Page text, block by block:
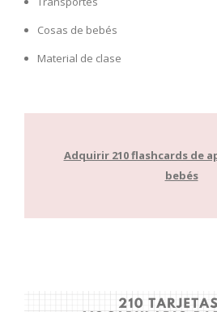
Cosas de bebés
Material de clase
Adquirir 210 flashcards de
bebés